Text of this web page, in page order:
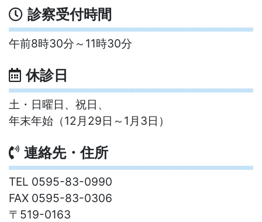
診察受付時間
午前8時30分～11時30分
休診日
土・日曜日、祝日、
年末年始（12月29日～1月3日）
連絡先・住所
TEL 0595-83-0990
FAX 0595-83-0306
〒519-0163